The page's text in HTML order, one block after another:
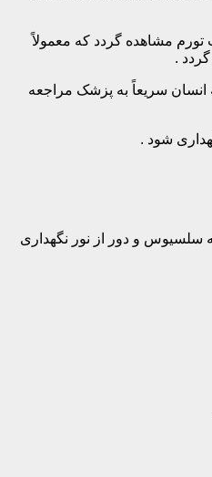
مشاهده گردد که معمولاً
.‌
انسان سریعاً به پزشک مراجعه
شود .‌
بین 25 – 15 درجه سلسیوس و دور از نور نگهداری